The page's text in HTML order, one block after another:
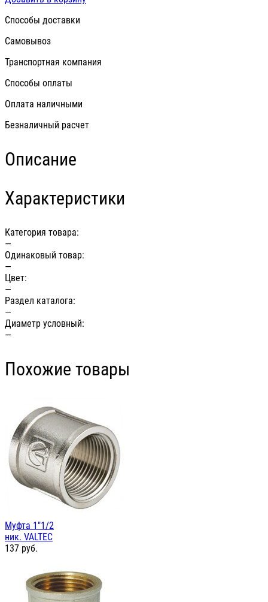
Способы доставки
Самовывоз
Транспортная компания
Способы оплаты
Оплата наличными
Безналичный расчет
Описание
Характеристики
Категория товара:
—
Одинаковый товар:
—
Цвет:
—
Раздел каталога:
—
Диаметр условный:
—
Похожие товары
Муфта 1"1/2
ник. VALTEC
137 руб.